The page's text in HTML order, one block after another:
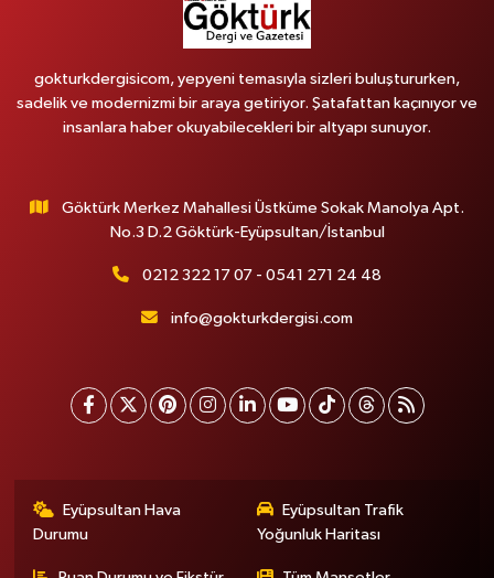
gokturkdergisicom, yepyeni temasıyla sizleri buluştururken,
sadelik ve modernizmi bir araya getiriyor. Şatafattan kaçınıyor ve
insanlara haber okuyabilecekleri bir altyapı sunuyor.
Göktürk Merkez Mahallesi Üstküme Sokak Manolya Apt.
No.3 D.2 Göktürk-Eyüpsultan/İstanbul
0212 322 17 07 - 0541 271 24 48
info@gokturkdergisi.com
Eyüpsultan Hava
Durumu
Eyüpsultan Trafik
Yoğunluk Haritası